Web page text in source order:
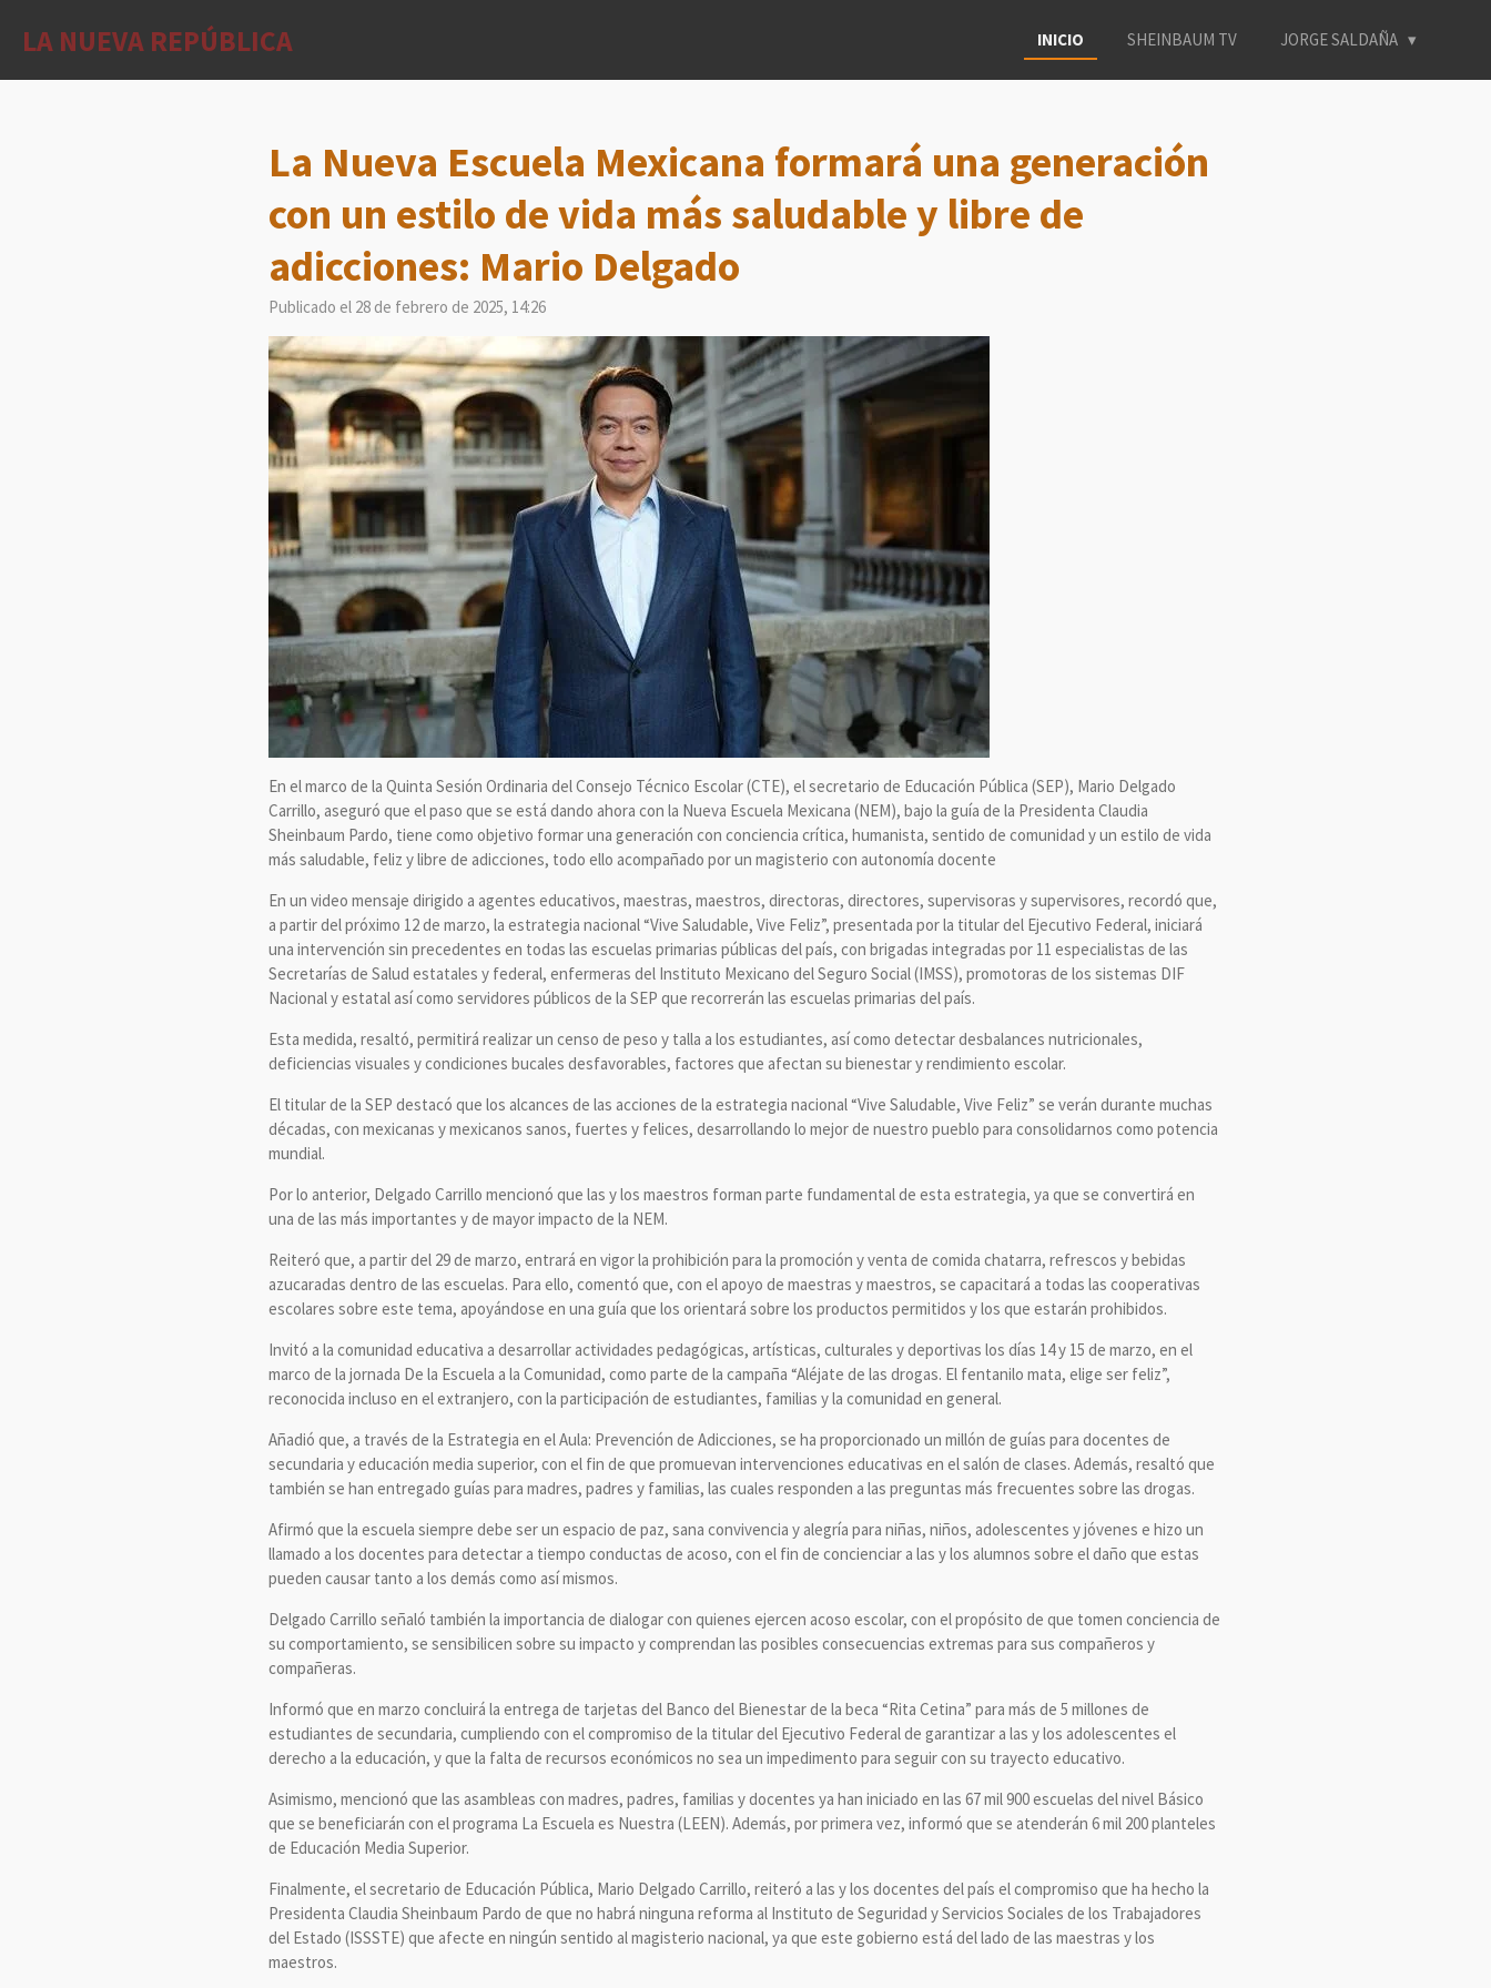
LA NUEVA REPÚBLICA INICIO SHEINBAUM TV JORGE SALDAÑA
La Nueva Escuela Mexicana formará una generación
con un estilo de vida más saludable y libre de
adicciones: Mario Delgado
Publicado el 28 de febrero de 2025, 14:26
En el marco de la Quinta Sesión Ordinaria del Consejo Técnico Escolar (CTE), el secretario de Educación Pública (SEP), Mario Delgado
Carrillo, aseguró que el paso que se está dando ahora con la Nueva Escuela Mexicana (NEM), bajo la guía de la Presidenta Claudia
Sheinbaum Pardo, tiene como objetivo formar una generación con conciencia crítica, humanista, sentido de comunidad y un estilo de vida
más saludable, feliz y libre de adicciones, todo ello acompañado por un magisterio con autonomía docente
En un video mensaje dirigido a agentes educativos, maestras, maestros, directoras, directores, supervisoras y supervisores, recordó que,
a partir del próximo 12 de marzo, la estrategia nacional “Vive Saludable, Vive Feliz”, presentada por la titular del Ejecutivo Federal, iniciará
una intervención sin precedentes en todas las escuelas primarias públicas del país, con brigadas integradas por 11 especialistas de las
Secretarías de Salud estatales y federal, enfermeras del Instituto Mexicano del Seguro Social (IMSS), promotoras de los sistemas DIF
Nacional y estatal así como servidores públicos de la SEP que recorrerán las escuelas primarias del país.
Esta medida, resaltó, permitirá realizar un censo de peso y talla a los estudiantes, así como detectar desbalances nutricionales,
deficiencias visuales y condiciones bucales desfavorables, factores que afectan su bienestar y rendimiento escolar.
El titular de la SEP destacó que los alcances de las acciones de la estrategia nacional “Vive Saludable, Vive Feliz” se verán durante muchas
décadas, con mexicanas y mexicanos sanos, fuertes y felices, desarrollando lo mejor de nuestro pueblo para consolidarnos como potencia
mundial.
Por lo anterior, Delgado Carrillo mencionó que las y los maestros forman parte fundamental de esta estrategia, ya que se convertirá en
una de las más importantes y de mayor impacto de la NEM.
Reiteró que, a partir del 29 de marzo, entrará en vigor la prohibición para la promoción y venta de comida chatarra, refrescos y bebidas
azucaradas dentro de las escuelas. Para ello, comentó que, con el apoyo de maestras y maestros, se capacitará a todas las cooperativas
escolares sobre este tema, apoyándose en una guía que los orientará sobre los productos permitidos y los que estarán prohibidos.
Invitó a la comunidad educativa a desarrollar actividades pedagógicas, artísticas, culturales y deportivas los días 14 y 15 de marzo, en el
marco de la jornada De la Escuela a la Comunidad, como parte de la campaña “Aléjate de las drogas. El fentanilo mata, elige ser feliz”,
reconocida incluso en el extranjero, con la participación de estudiantes, familias y la comunidad en general.
Añadió que, a través de la Estrategia en el Aula: Prevención de Adicciones, se ha proporcionado un millón de guías para docentes de
secundaria y educación media superior, con el fin de que promuevan intervenciones educativas en el salón de clases. Además, resaltó que
también se han entregado guías para madres, padres y familias, las cuales responden a las preguntas más frecuentes sobre las drogas.
Afirmó que la escuela siempre debe ser un espacio de paz, sana convivencia y alegría para niñas, niños, adolescentes y jóvenes e hizo un
llamado a los docentes para detectar a tiempo conductas de acoso, con el fin de concienciar a las y los alumnos sobre el daño que estas
pueden causar tanto a los demás como así mismos.
Delgado Carrillo señaló también la importancia de dialogar con quienes ejercen acoso escolar, con el propósito de que tomen conciencia de
su comportamiento, se sensibilicen sobre su impacto y comprendan las posibles consecuencias extremas para sus compañeros y
compañeras.
Informó que en marzo concluirá la entrega de tarjetas del Banco del Bienestar de la beca “Rita Cetina” para más de 5 millones de
estudiantes de secundaria, cumpliendo con el compromiso de la titular del Ejecutivo Federal de garantizar a las y los adolescentes el
derecho a la educación, y que la falta de recursos económicos no sea un impedimento para seguir con su trayecto educativo.
Asimismo, mencionó que las asambleas con madres, padres, familias y docentes ya han iniciado en las 67 mil 900 escuelas del nivel Básico
que se beneficiarán con el programa La Escuela es Nuestra (LEEN). Además, por primera vez, informó que se atenderán 6 mil 200 planteles
de Educación Media Superior.
Finalmente, el secretario de Educación Pública, Mario Delgado Carrillo, reiteró a las y los docentes del país el compromiso que ha hecho la
Presidenta Claudia Sheinbaum Pardo de que no habrá ninguna reforma al Instituto de Seguridad y Servicios Sociales de los Trabajadores
del Estado (ISSSTE) que afecte en ningún sentido al magisterio nacional, ya que este gobierno está del lado de las maestras y los
maestros.